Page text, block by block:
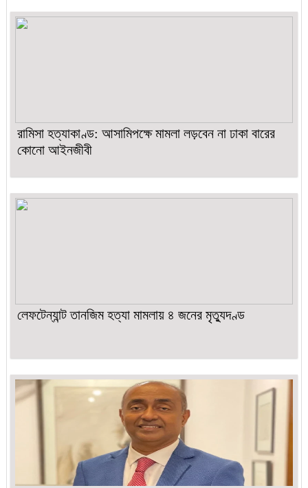
রামিসা হত্যাকাণ্ড: আসামিপক্ষে মামলা লড়বেন না ঢাকা বারের
কোনো আইনজীবী
লেফটেন্যান্ট তানজিম হত্যা মামলায় ৪ জনের মৃত্যুদণ্ড